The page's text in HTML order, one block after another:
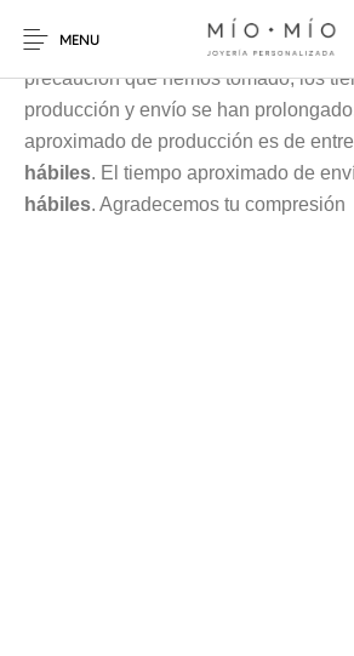
MENU
Cada pieza es elaborada en nuestra
para tí, debido a la contingencia y a
precaución que hemos tomado, los
producción y envío se han
aproximado de producción es de entre
hábiles. El tiempo aproximado de
hábiles. Agradecemos tu compresión